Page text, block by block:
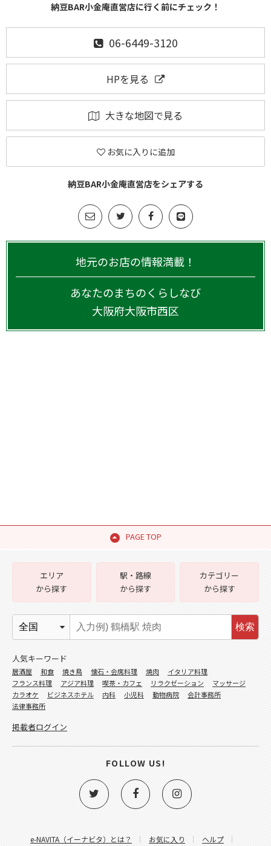
納豆BAR小金庵直営店に行く前にチェック！
06-6449-3120
HPを見る
大きな地図で見る
お気に入りに追加
納豆BAR小金庵直営店をシェアする
地元のお店の情報満載！
あなたのまちのくらしなび
大阪府大阪市西区
PAGE TOP
e-NAVITA（イーナビタ）とは？ お気に入り ヘルプ
エリア
から探す
駅・路線
から探す
カテゴリー
から探す
検索
人気キーワード
居酒屋 和食 焼き鳥 懐石・会席料理 焼肉
イタリア料理
フランス料理
アジア料理 喫茶・カフェ リラクゼーション
マッサージ
カラオケ
ビジネスホテル 内科 小児科 動物病院
会計事務所
法律事務所
掲載者ログイン
FOLLOW US!